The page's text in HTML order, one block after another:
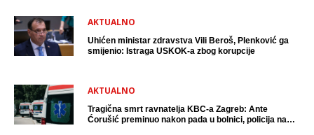
AKTUALNO
Uhićen ministar zdravstva Vili Beroš, Plenković ga
smijenio: Istraga USKOK-a zbog korupcije
AKTUALNO
Tragična smrt ravnatelja KBC-a Zagreb: Ante
Ćorušić preminuo nakon pada u bolnici, policija na